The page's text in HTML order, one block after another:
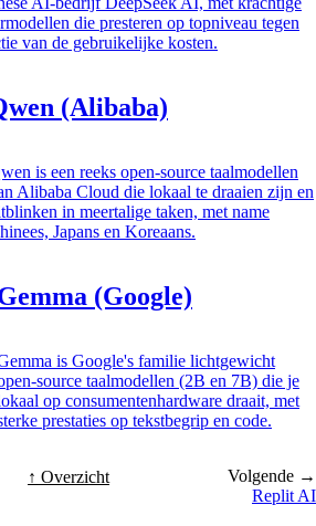
die presteren op topniveau tegen
van de gebruikelijke kosten.
(Alibaba)
is een reeks open-source taalmodellen
Alibaba Cloud die lokaal te draaien zijn en
in meertalige taken, met name
Japans en Koreaans.
(Google)
is Google's familie lichtgewicht
source taalmodellen (2B en 7B) die je
op consumentenhardware draait, met
prestaties op tekstbegrip en code.
↑ Overzicht
Volgende →
Replit AI